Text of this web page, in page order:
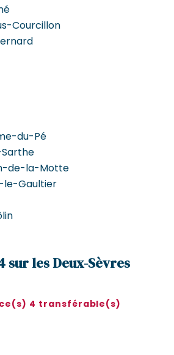
Courcillon
du-Pé
de-la-Motte
le-Gaultier
sur les Deux-Sèvres
4 transférable(s)